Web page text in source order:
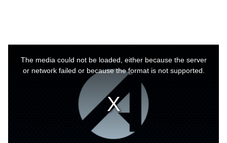
The media could not be loaded, either because the server
or network failed or because the format is not supported.